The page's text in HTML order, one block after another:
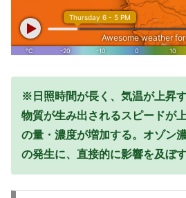
※日照時間が長く、気温が上昇
物質が生み出されるスピードが
の量・濃度が増加する。オゾン
の発生に、直接的に影響を及ぼす